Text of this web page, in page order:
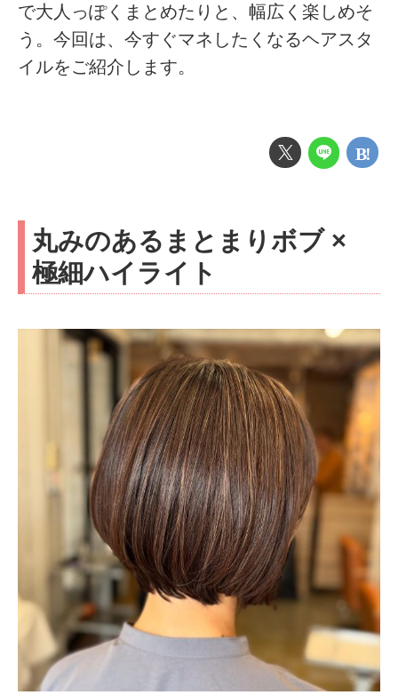
で大人っぽくまとめたりと、幅広く楽しめそ
う。今回は、今すぐマネしたくなるヘアスタ
イルをご紹介します。
丸みのあるまとまりボブ ×
極細ハイライト